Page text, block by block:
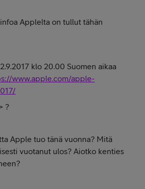
Applelta on tullut tähän
klo 20.00 Suomen aikaa
www.apple.com/apple-
?
Apple tuo tänä vuonna? Mitä
vuotanut ulos? Aiotko kenties